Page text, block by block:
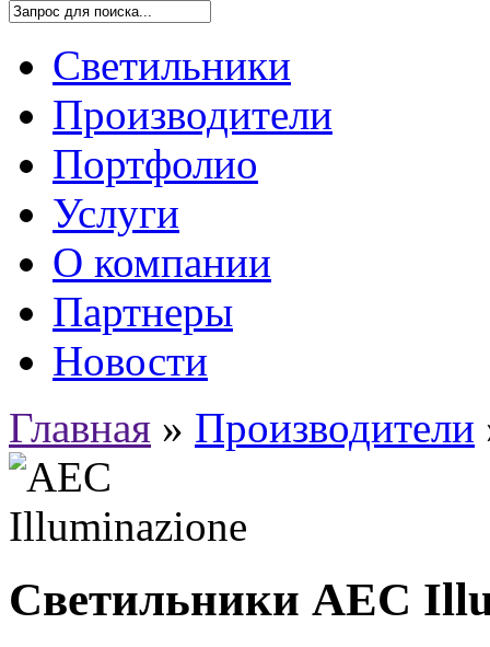
Светильники
Производители
Портфолио
Услуги
О компании
Партнеры
Новости
Главная » Производители
Светильники AEC